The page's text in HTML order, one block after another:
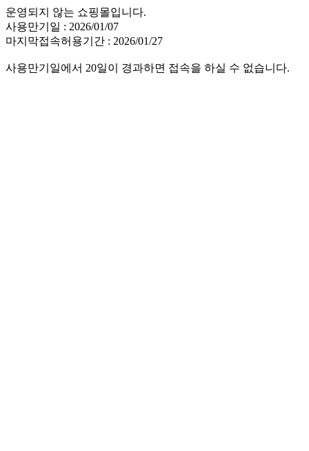
운영되지 않는 쇼핑몰입니다.
사용만기일 : 2026/01/07
마지막접속허용기간 : 2026/01/27
사용만기일에서 20일이 경과하면 접속을 하실 수 없습니다.